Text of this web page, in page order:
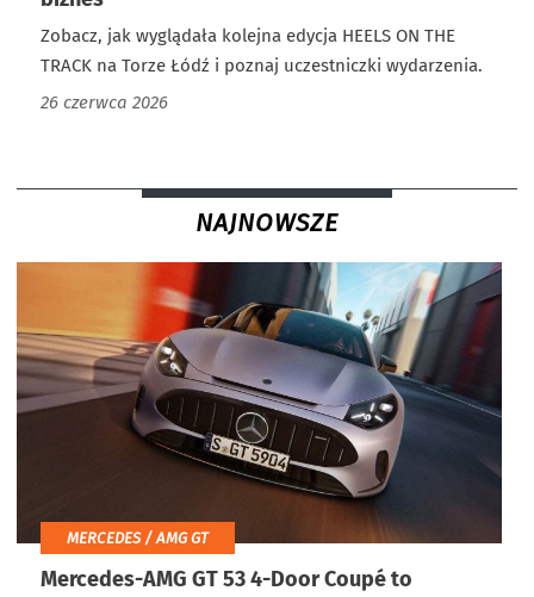
Zobacz, jak wyglądała kolejna edycja HEELS ON THE
TRACK na Torze Łódź i poznaj uczestniczki wydarzenia.
26 czerwca 2026
NAJNOWSZE
MERCEDES / AMG GT
Mercedes-AMG GT 53 4-Door Coupé to